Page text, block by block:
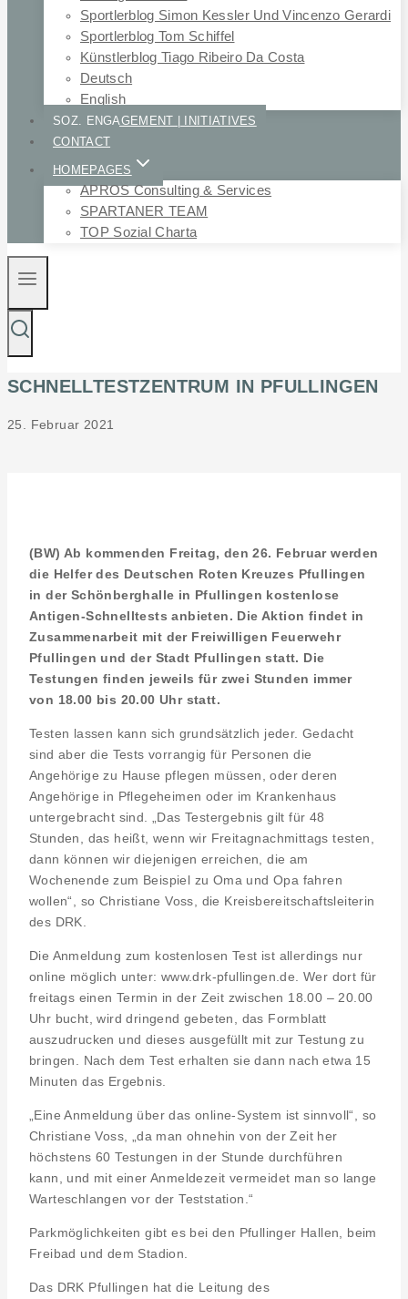
Sportlerblog Simon Kessler Und Vincenzo Gerardi
Sportlerblog Tom Schiffel
Künstlerblog Tiago Ribeiro Da Costa
Deutsch
English
SOZ. ENGAGEMENT | INITIATIVES
CONTACT
HOMEPAGES
APROS Consulting & Services
SPARTANER TEAM
TOP Sozial Charta
SCHNELLTESTZENTRUM IN PFULLINGEN
25. Februar 2021
(BW) Ab kommenden Freitag, den 26. Februar werden
die Helfer des Deutschen Roten Kreuzes Pfullingen
in der Schönberghalle in Pfullingen kostenlose
Antigen-Schnelltests anbieten. Die Aktion findet in
Zusammenarbeit mit der Freiwilligen Feuerwehr
Pfullingen und der Stadt Pfullingen statt. Die
Testungen finden jeweils für zwei Stunden immer
von 18.00 bis 20.00 Uhr statt.
Testen lassen kann sich grundsätzlich jeder. Gedacht
sind aber die Tests vorrangig für Personen die
Angehörige zu Hause pflegen müssen, oder deren
Angehörige in Pflegeheimen oder im Krankenhaus
untergebracht sind. „Das Testergebnis gilt für 48
Stunden, das heißt, wenn wir Freitagnachmittags testen,
dann können wir diejenigen erreichen, die am
Wochenende zum Beispiel zu Oma und Opa fahren
wollen“, so Christiane Voss, die Kreisbereitschaftsleiterin
des DRK.
Die Anmeldung zum kostenlosen Test ist allerdings nur
online möglich unter: www.drk-pfullingen.de. Wer dort für
freitags einen Termin in der Zeit zwischen 18.00 – 20.00
Uhr bucht, wird dringend gebeten, das Formblatt
auszudrucken und dieses ausgefüllt mit zur Testung zu
bringen. Nach dem Test erhalten sie dann nach etwa 15
Minuten das Ergebnis.
„Eine Anmeldung über das online-System ist sinnvoll“, so
Christiane Voss, „da man ohnehin von der Zeit her
höchstens 60 Testungen in der Stunde durchführen
kann, und mit einer Anmeldezeit vermeidet man so lange
Warteschlangen vor der Teststation.“
Parkmöglichkeiten gibt es bei den Pfullinger Hallen, beim
Freibad und dem Stadion.
Das DRK Pfullingen hat die Leitung des